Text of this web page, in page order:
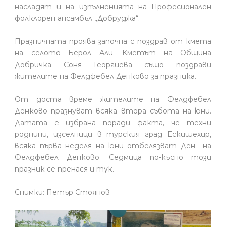
насладят и на изпълненията на Професионален
фолклорен ансамбъл „Добруджа“.
Празничната проява започна с поздрав от кмета
на селото Берол Али. Кметът на Община
Добричка Соня Георгиева също поздрави
жителите на Фелдфебел Денково за празника.
От доста време жителите на Фелдфебел
Денково празнуват всяка втора събота на юни.
Датата е избрана поради факта, че техни
роднини, изселници в турския град Ескишехир,
всяка първа неделя на юни отбелязват Ден на
Фелдфебел Денково. Седмица по-късно този
празник се пренася и тук.
Снимки: Петър Стоянов